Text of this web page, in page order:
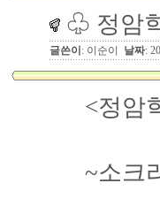
♧ 정암
글쓴이 : 이순이 날짜:
<정암
~소크